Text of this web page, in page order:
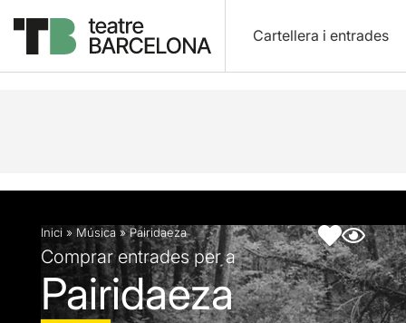
Cartellera i entrades
Descripció Fitxa artística Articles
Inici » Música »Pairidaeza
Comprar entrades per a
Pairidaeza